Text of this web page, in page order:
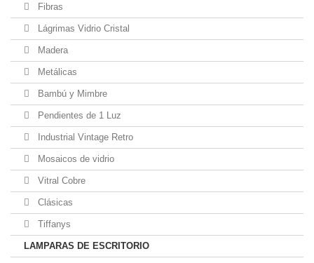
Fibras
Lágrimas Vidrio Cristal
Madera
Metálicas
Bambú y Mimbre
Pendientes de 1 Luz
Industrial Vintage Retro
Mosaicos de vidrio
Vitral Cobre
Clásicas
Tiffanys
LAMPARAS DE ESCRITORIO